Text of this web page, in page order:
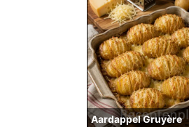
Aardappel Gruyère